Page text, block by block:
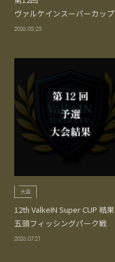
ヴァルケインスーパーカップ
2026.05.25
大会
12th ValkeIN Super CUP 結果
五頭フィッシングパーク戦
2026.07.21